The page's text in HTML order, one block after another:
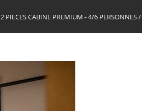
2 PIECES CABINE PREMIUM - 4/6 PERSONNES/